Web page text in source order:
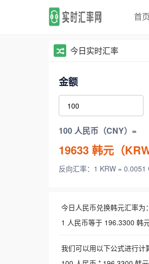
首页
今日实时汇率
金额
100 人民币（CNY）=
19633韩元（KRW
反向汇率：1 KRW = 0.0051
今日人民币兑换韩元汇率为：
1 人民币等于 196.3300 韩
我们可以用以下公式进行计